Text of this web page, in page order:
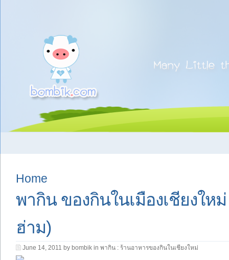
Home
พากิน ของกินในเมืองเชียงให
ฮ่าม)
June 14, 2011 by bombik in พากิน : ร้านอาหารของกินในเชียงใหม่